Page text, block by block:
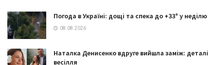
Погода в Україні: дощі та спека до +33° у неділю
08.08.2026
Наталка Денисенко вдруге вийшла заміж: деталі
весілля